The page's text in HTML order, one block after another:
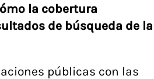
la cobertura
de búsqueda de la
públicas con las